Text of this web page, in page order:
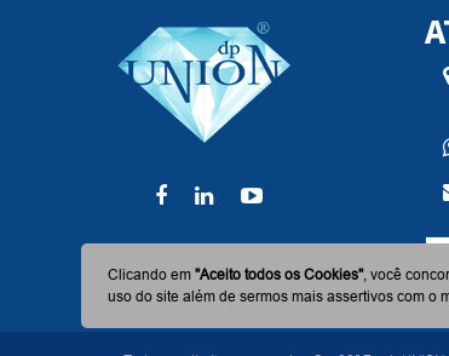
Clicando em"Aceito todos os Cookies", você
uso do site além de sermos mais assertivos com o